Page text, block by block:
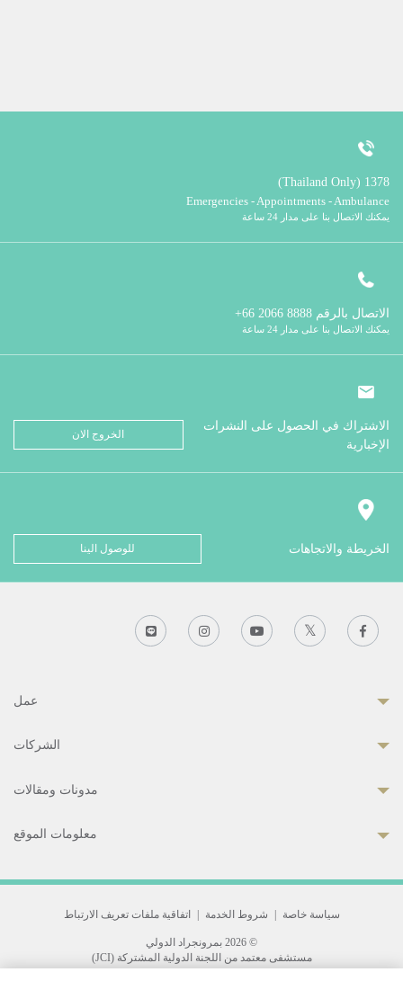
1378 (Thailand Only)
Emergencies - Appointments - Ambulance
يمكنك الاتصال بنا على مدار 24 ساعة
الاتصال بالرقم
يمكنك الاتصال بنا على مدار 24 ساعة
الاشتراك في الحصول على النشرات
الإخبارية
الخروج الان
الخريطة والاتجاهات للوصول الينا
عمل
الشركات
مدونات ومقالات
معلومات الموقع
سياسة خاصة شروط الخدمة اتفاقية ملفات تعريف الارتباط
© 2026 بمرونجراد الدولي
مستشفى معتمد من اللجنة الدولية المشتركة (JCI)